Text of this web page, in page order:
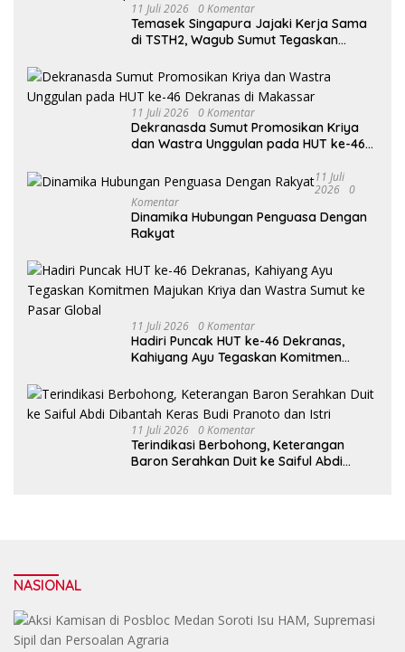
11 Juli 2026 0 Komentar
Temasek Singapura Jajaki Kerja Sama
di TSTH2, Wagub Sumut Tegaskan
Bioekonomi Tropis
11 Juli 2026 0 Komentar
Dekranasda Sumut Promosikan Kriya
dan Wastra Unggulan pada HUT ke-46
11 Juli
2026 0
Komentar
Dinamika Hubungan Penguasa Dengan
Rakyat
11 Juli 2026 0 Komentar
Hadiri Puncak HUT ke-46 Dekranas,
Kahiyang Ayu Tegaskan Komitmen
Pasar Global
11 Juli 2026 0 Komentar
Terindikasi Berbohong, Keterangan
Baron Serahkan Duit ke Saiful Abdi
NASIONAL